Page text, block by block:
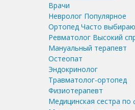
Врачи
Невролог Популярное
Ортопед Часто
Ревматолог Высокий
Мануальный терапевт
Остеопат
Эндокринолог
Травматолог-ортопед
Физиотерапевт
Медицинская сестра по